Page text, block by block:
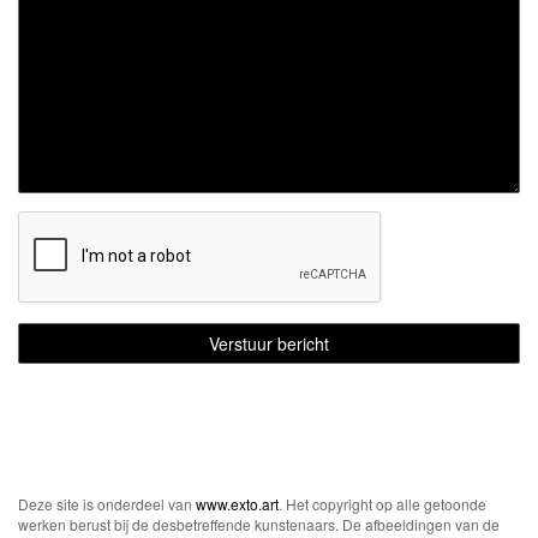
Deze site is onderdeel van www.exto.art. Het copyright op alle getoonde
werken berust bij de desbetreffende kunstenaars. De afbeeldingen van de